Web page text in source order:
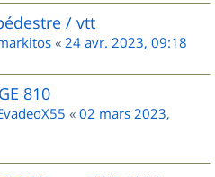
/ vtt
« 24 avr. 2023, 09:18
810
« 02 mars 2023,